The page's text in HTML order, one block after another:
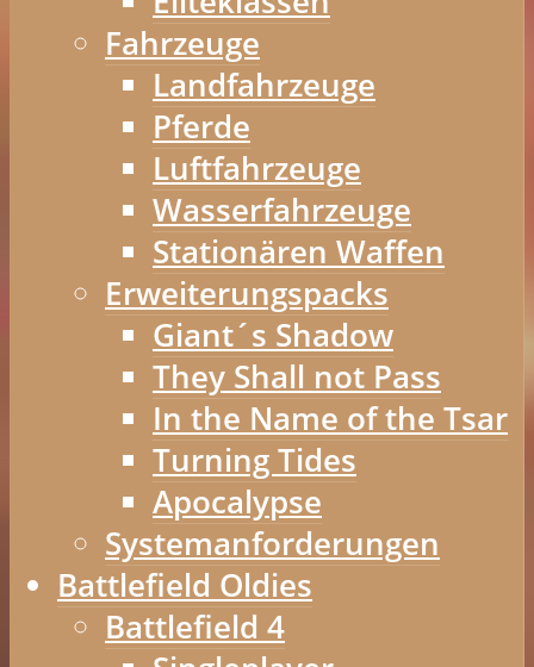
Fahrzeuge
Landfahrzeuge
Pferde
Luftfahrzeuge
Wasserfahrzeuge
Stationären Waffen
Erweiterungspacks
Giant´s Shadow
They Shall not Pass
In the Name of the Tsar
Turning Tides
Apocalypse
Systemanforderungen
Battlefield Oldies
Battlefield 4